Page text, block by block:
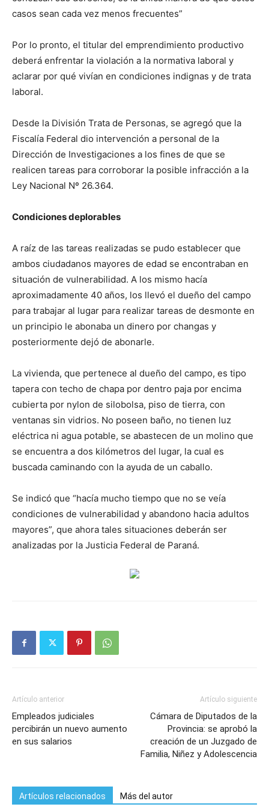
casos sean cada vez menos frecuentes”
Por lo pronto, el titular del emprendimiento productivo
deberá enfrentar la violación a la normativa laboral y
aclarar por qué vivían en condiciones indignas y de trata
laboral.
Desde la División Trata de Personas, se agregó que la
Fiscalía Federal dio intervención a personal de la
Dirección de Investigaciones a los fines de que se
realicen tareas para corroborar la posible infracción a la
Ley Nacional Nº 26.364.
Condiciones deplorables
A raíz de las tareas realizadas se pudo establecer que
ambos ciudadanos mayores de edad se encontraban en
situación de vulnerabilidad. A los mismo hacía
aproximadamente 40 años, los llevó el dueño del campo
para trabajar al lugar para realizar tareas de desmonte en
un principio le abonaba un dinero por changas y
posteriormente dejó de abonarle.
La vivienda, que pertenece al dueño del campo, es tipo
tapera con techo de chapa por dentro paja por encima
cubierta por nylon de silobolsa, piso de tierra, con
ventanas sin vidrios. No poseen baño, no tienen luz
eléctrica ni agua potable, se abastecen de un molino que
se encuentra a dos kilómetros del lugar, la cual es
buscada caminando con la ayuda de un caballo.
Se indicó que “hacía mucho tiempo que no se veía
condiciones de vulnerabilidad y abandono hacia adultos
mayores”, que ahora tales situaciones deberán ser
analizadas por la Justicia Federal de Paraná.
Artículo anterior
Empleados judiciales
percibirán un nuevo aumento
en sus salarios
Artículo siguiente
Cámara de Diputados de la
Provincia: se aprobó la
creación de un Juzgado de
Familia, Niñez y Adolescencia
Artículos relacionados Más del autor